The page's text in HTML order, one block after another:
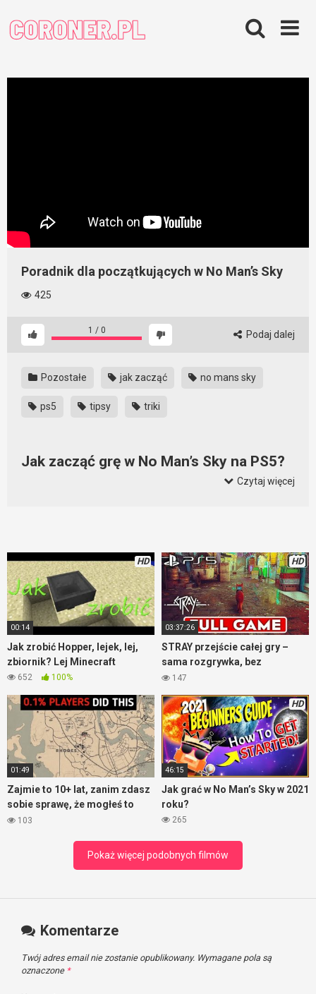
content
Poradnik dla początkujących w No Man’s Sky
425
1 / 0 Podaj dalej
Pozostałe jak zacząć no mans sky
ps5 tipsy triki
Jak zacząć grę w No Man’s Sky na PS5?
przygotować się do rozgrywki. To co zrobimy na początku, jak
się wyekwipujemy i przygotujemy swój ekwipunek zależy od
tego, jak potoczy się nasza rozgrywka. Warto więc obejrzeć
ten poradnik.
Czytaj więcej
HD
00:14
Jak zrobić Hopper, lejek, lej,
zbiornik? Lej Minecraft
652 100%
HD
03:37:26
STRAY przejście całej gry –
sama rozgrywka, bez
komentarza
147
01:49
Zajmie to 10+ lat, zanim zdasz
sobie sprawę, że mogłeś to
zrobić – RDR2
103
HD
46:15
Jak grać w No Man’s Sky w 2021
roku?
265
Pokaż więcej podobnych filmów
Komentarze
Twój adres email nie zostanie opublikowany. Wymagane pola są
oznaczone *